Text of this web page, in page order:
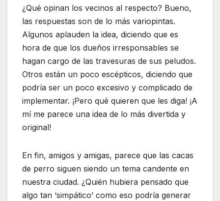
¿Qué opinan los vecinos al respecto? Bueno,
las respuestas son de lo más variopintas.
Algunos aplauden la idea, diciendo que es
hora de que los dueños irresponsables se
hagan cargo de las travesuras de sus peludos.
Otros están un poco escépticos, diciendo que
podría ser un poco excesivo y complicado de
implementar. ¡Pero qué quieren que les diga! ¡A
mí me parece una idea de lo más divertida y
original!
En fin, amigos y amigas, parece que las cacas
de perro siguen siendo un tema candente en
nuestra ciudad. ¿Quién hubiera pensado que
algo tan ‘simpático’ como eso podría generar